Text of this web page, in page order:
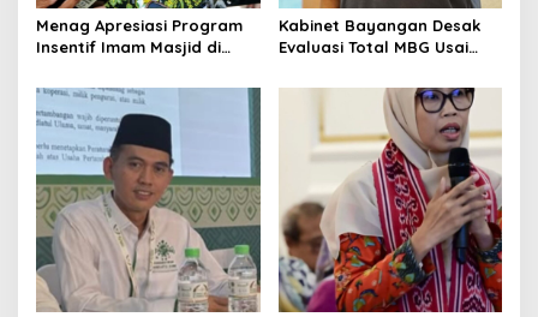
Menag Apresiasi Program
Insentif Imam Masjid di
Model Nasional
Kabinet Bayangan Desak
Evaluasi Total MBG Usai
Massal